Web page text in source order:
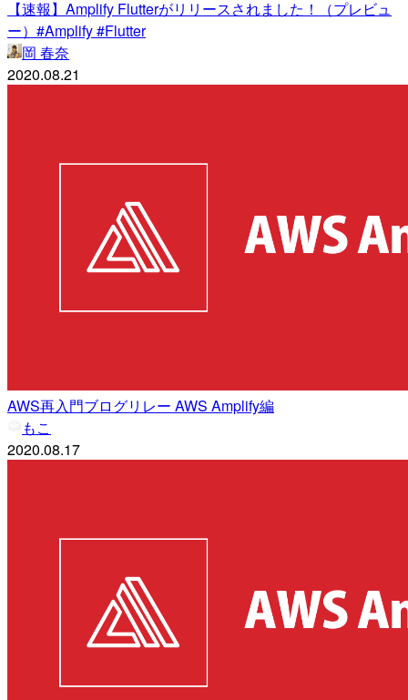
【速報】Amplify Flutterがリリースされました！（プレビュ
ー）#Amplify #Flutter
岡 春奈
2020.08.21
AWS再入門ブログリレー AWS Amplify編
もこ
2020.08.17